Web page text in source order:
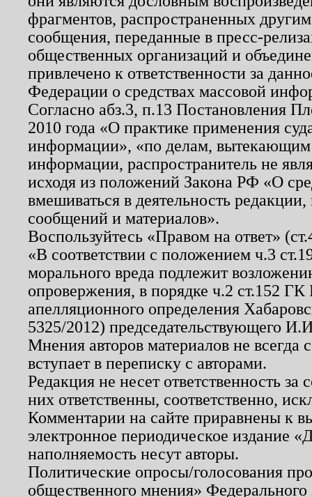
фрагментов, распространенных
сообщения, переданные в пресс-
общественных организаций и
привлечено к ответственности за
Федерации о средствах массовой
Согласно абз.3, п.13 Постановления
2010 года «О практике применения
информации», «по делам, вытекающим
информации, распространитель не
исходя из положений Закона РФ «О
вмешиваться в деятельность
сообщений и материалов».
Воспользуйтесь «Правом на ответ»
«В соответствии с положением ч.3
морального вреда подлежит
опровержения, в порядке ч.2 ст.152
апелляционного определения
5325/2012) председательствующего
Мнения авторов материалов не
вступает в переписку с авторами.
Редакция не несет ответственность
них ответственны, соответственно,
Комментарии на сайте приравнены к
электронное периодическое издание
наполняемость несут авторы.
Политические опросы/голосования
общественного мнения»